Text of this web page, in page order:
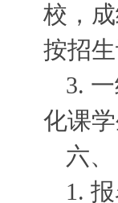
校，
按招
3.
化课
六
1.